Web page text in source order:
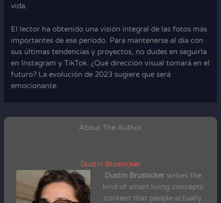
vida.
El lector ha obtenido una visión integral de las fotos más
importantes de ese período. Para mantenerse al día con
sus últimas tendencias y proyectos, no dudes en seguirla
en Instagram y TikTok. ¿Qué dirección visual tomará en el
futuro? La evolución de 2023 sugiere que será
emocionante.
About The Author
Dustin Brusticker
Dustin Brustickerwrites the
kind of smart living concepts
content that people actually